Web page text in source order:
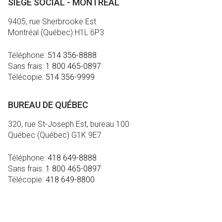
SIÈGE SOCIAL - MONTRÉAL
9405, rue Sherbrooke Est
Montréal (Québec) H1L 6P3
Téléphone: 514 356-8888
Sans frais: 1 800 465-0897
Télécopie: 514 356-9999
BUREAU DE QUÉBEC
320, rue St-Joseph Est, bureau 100
Québec (Québec) G1K 9E7
Téléphone: 418 649-8888
Sans frais: 1 800 465-0897
Télécopie: 418 649-8800